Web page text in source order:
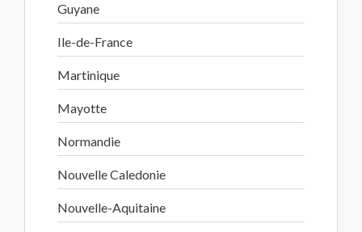
Guyane
Ile-de-France
Martinique
Mayotte
Normandie
Nouvelle Caledonie
Nouvelle-Aquitaine